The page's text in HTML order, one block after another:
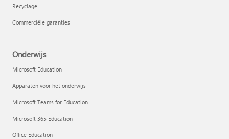
Recyclage
Commerciële garanties
Onderwijs
Microsoft Education
Apparaten voor het onderwijs
Microsoft Teams for Education
Microsoft 365 Education
Office Education